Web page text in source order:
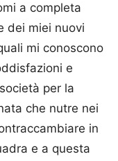
a completa
dei miei nuovi
mi conoscono
e
per la
che nutre nei
in
e a questa